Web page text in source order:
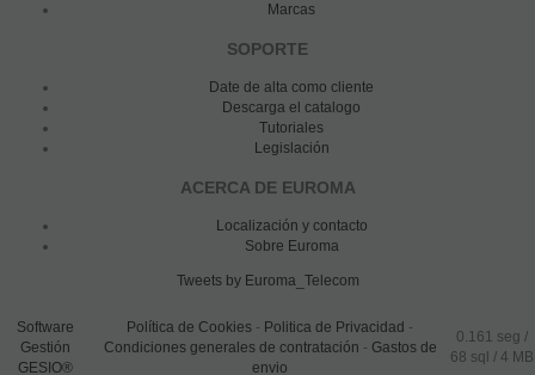
Marcas
SOPORTE
Date de alta como cliente
Descarga el catalogo
Tutoriales
Legislación
ACERCA DE EUROMA
Localización y contacto
Sobre Euroma
Tweets by Euroma_Telecom
Software
Gestión
GESIO®
Política de Cookies - Politica de Privacidad -
Condiciones generales de contratación - Gastos de
envio
0.161 seg /
68 sql / 4 MB